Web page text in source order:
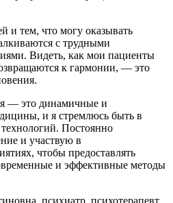
и тем, что могу оказывать
с трудными
Видеть, как мои пациенты
к гармонии, — это
— это динамичные и
и я стремлюсь быть в
Постоянно
и участвую в
чтобы предоставлять
и эффективные методы
психиатр, психотерапевт